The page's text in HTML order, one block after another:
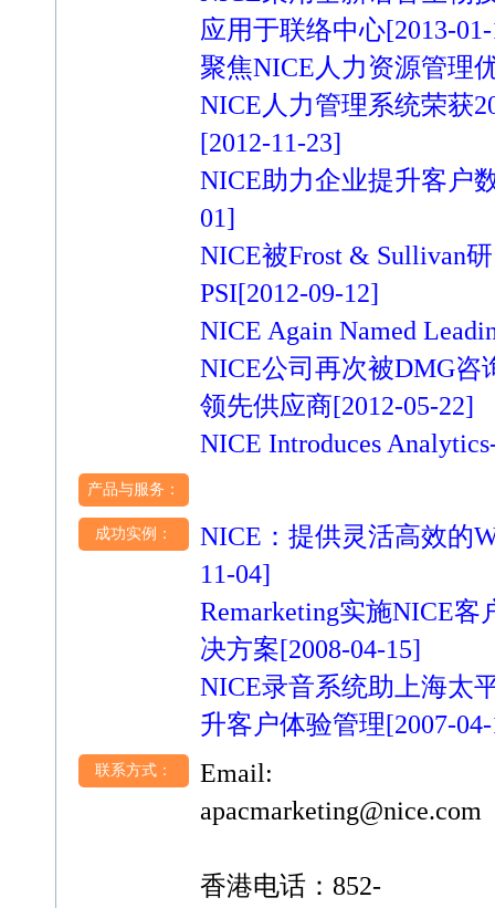
应用于联络中心[2013-
聚焦NICE人力资源管理
NICE人力管理系统荣获
[2012-11-23]
NICE助力企业提升客户
01]
NICE被Frost & Sullivan
PSI[2012-09-12]
NICE Again Named
NICE公司再次被DMG咨
领先供应商[2012-05-22]
NICE Introduces
产品与服务：
成功实例：
NICE：提供灵活高效的
11-04]
Remarketing实施NICE客
决方案[2008-04-15]
NICE录音系统助上海太
升客户体验管理[2007-
联系方式：
Email:
apacmarketing@nice.com
香港电话：852-